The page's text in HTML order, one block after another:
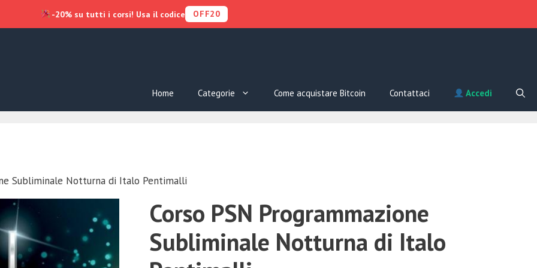
Home Categorie Come acquistare Bitcoin Contattaci Accedi
Subliminale Notturna di Italo Pentimalli
Corso PSN Programmazione
Subliminale Notturna di Italo
-20% su tutti i corsi! Usa il codice OFF20